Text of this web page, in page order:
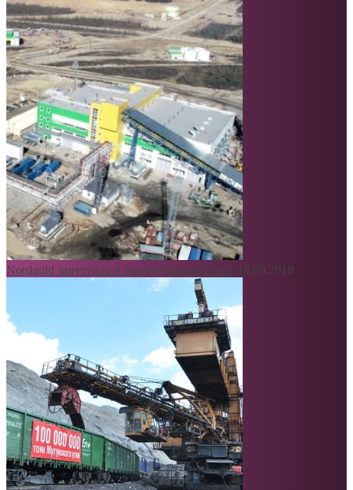
Nordgold запустила в эксплуатацию Гросс 18.09.2018